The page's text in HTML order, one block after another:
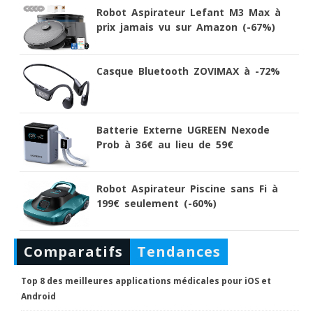
Robot Aspirateur Lefant M3 Max à
prix jamais vu sur Amazon (-67%)
Casque Bluetooth ZOVIMAX à -72%
Batterie Externe UGREEN Nexode
Prob à 36€ au lieu de 59€
Robot Aspirateur Piscine sans Fi à
199€ seulement (-60%)
Comparatifs Tendances
Top 8 des meilleures applications médicales pour iOS et
Android